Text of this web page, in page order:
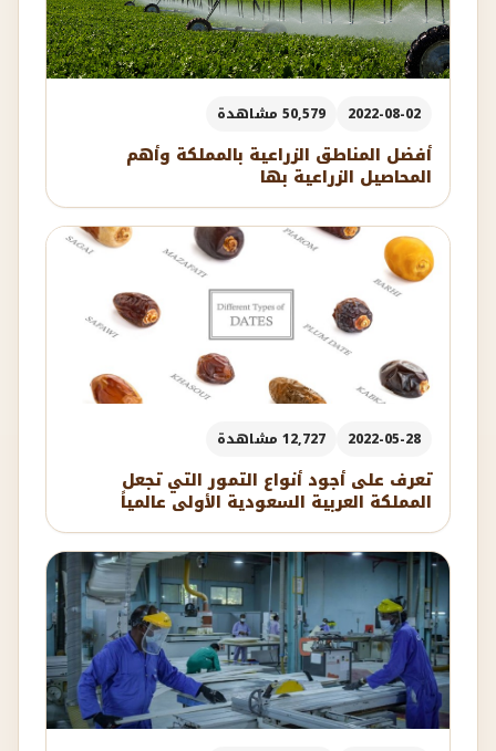
2022-08-02 50,579 مشاهدة
أفضل المناطق الزراعية بالمملكة وأهم
المحاصيل الزراعية بها
2022-05-28 12,727 مشاهدة
تعرف على أجود أنواع التمور التي تجعل
المملكة العربية السعودية الأولى عالمياً